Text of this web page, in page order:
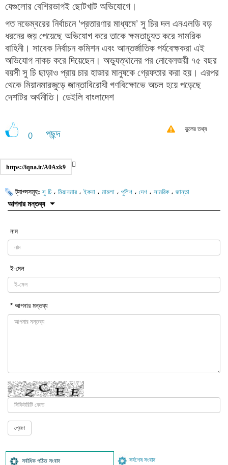
যেগুলোর বেশিরভাগই ছোটখাট অভিযোগে।
গত নভেম্বরের নির্বাচনে ‘প্রতারণার মাধ্যমে’ সু চির দল এনএলডি বড়
ধরনের জয় পেয়েছে অভিযোগ করে তাকে ক্ষমতাচ্যুত করে সামরিক
বাহিনী। সাবেক নির্বাচন কমিশন এবং আন্তর্জাতিক পর্যবেক্ষকরা এই
অভিযোগ নাকচ করে দিয়েছেন। অভ্যুত্থানের পর নোবেলজয়ী ৭৫ বছর
বয়সী সু চি ছাড়াও প্রায় চার হাজার মানুষকে গ্রেফতার করা হয়। এরপর
থেকে মিয়ানমারজুড়ে জান্তাবিরোধী গণবিক্ষোভে অচল হয়ে পড়েছে
দেশটির অর্থনীতি। ডেইলি বাংলাদেশ
0 পছন্দ ভুলের তথ্য
https://iqna.ir/A0Axk9
ট্যাগ্সসমূহ: সু চি، মিয়ানমার ،ইকনা ، মামলা ، পুলিশ ، দেশ ، সামরিক، জান্তা
আপনার মন্তব্য
নাম
ই-মেল
* আপনার মন্তব্য
সর্বাধিক পঠিত সংবাদ সর্বশেষ সংবাদ